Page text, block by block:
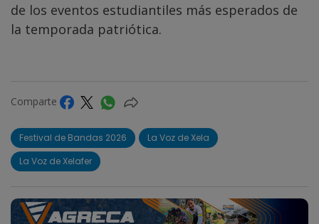
de los eventos estudiantiles más esperados de
la temporada patriótica.
Comparte
Festival de Bandas 2026
La Voz de Xela
La Voz de Xelafer